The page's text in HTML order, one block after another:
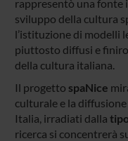
rappresentò una fonte
sviluppo della cultura
l’istituzione di modelli
piuttosto diffusi e
della cultura italiana.
Il progetto spaNice
culturale e la
Italia, irradiati dalla
ricerca si concentrerà